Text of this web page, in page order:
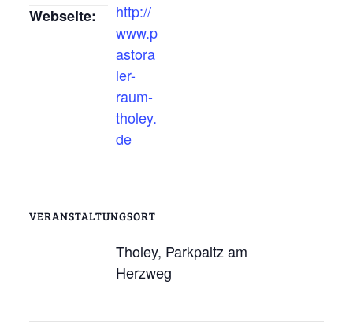
Webseite:
http://
www.p
astora
ler-
raum-
tholey.
de
VERANSTALTUNGSORT
Tholey, Parkpaltz am
Herzweg